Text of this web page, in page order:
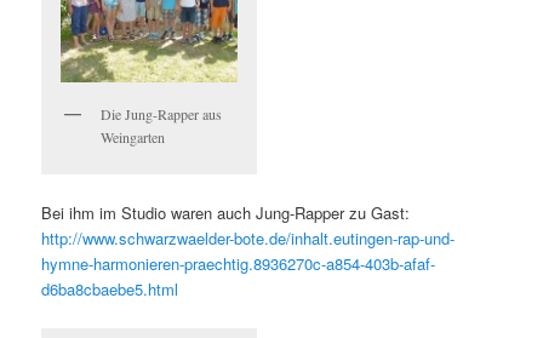
Die Jung-Rapper aus
Weingarten
Bei ihm im Studio waren auch Jung-Rapper zu Gast:
http://www.schwarzwaelder-bote.de/inhalt.eutingen-rap-und-
hymne-harmonieren-praechtig.8936270c-a854-403b-afaf-
d6ba8cbaebe5.html